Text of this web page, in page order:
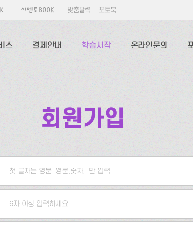
맞춤달력 포토북
스 결제안내 학습시작 온라인문의
회원가입
첫 글자는 영문. 영문,숫자,_만 입력.
5자 이상 입력하세요.
6자 이상 입력하세요.